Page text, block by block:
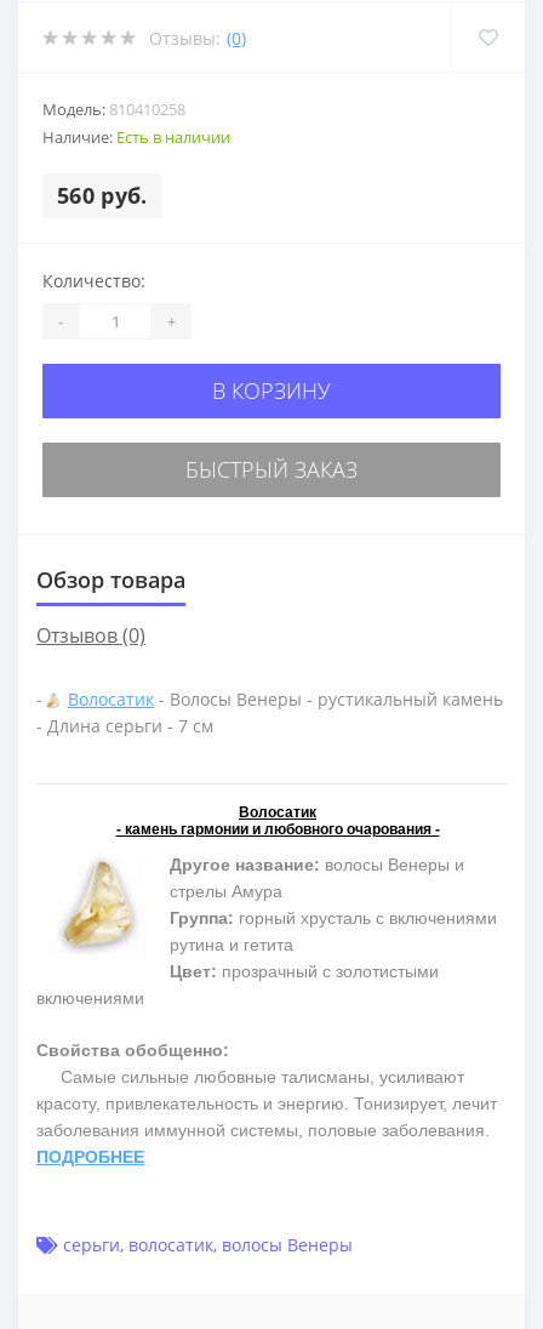
Отзывы: (0)
Модель: 810410258
Наличие: Есть в наличии
560 руб.
Количество:
- +
В КОРЗИНУ
БЫСТРЫЙ ЗАКАЗ
Обзор товара
Отзывов (0)
- Волосатик - Волосы Венеры - рустикальный камень
- Длина серьги - 7 см
Волосатик
- камень гармонии и любовного очарования -
Другое название: волосы Венеры и
стрелы Амура
Группа: горный хрусталь с включениями
рутина и гетита
Цвет: прозрачный с золотистыми
включениями
Свойства обобщенно:
Самые сильные любовные талисманы, усиливают
красоту, привлекательность и энергию. Тонизирует, лечит
заболевания иммунной системы, половые заболевания.
ПОДРОБНЕЕ
серьги, волосатик, волосы Венеры